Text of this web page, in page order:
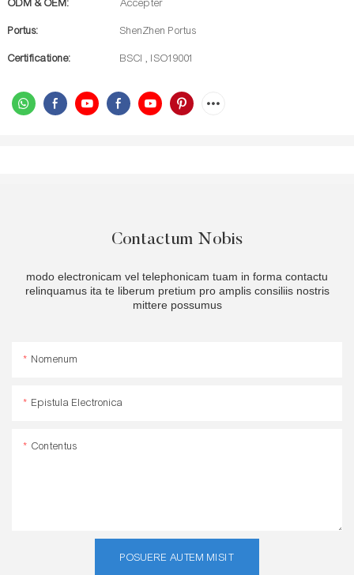
ODM & OEM: Accepter
Portus: ShenZhen Portus
Certificatione: BSCI , ISO19001
Contactum Nobis
modo electronicam vel telephonicam tuam in forma contactu
relinquamus ita te liberum pretium pro amplis consiliis nostris
mittere possumus
Nomenum
Epistula Electronica
Contentus
POSUERE AUTEM MISIT